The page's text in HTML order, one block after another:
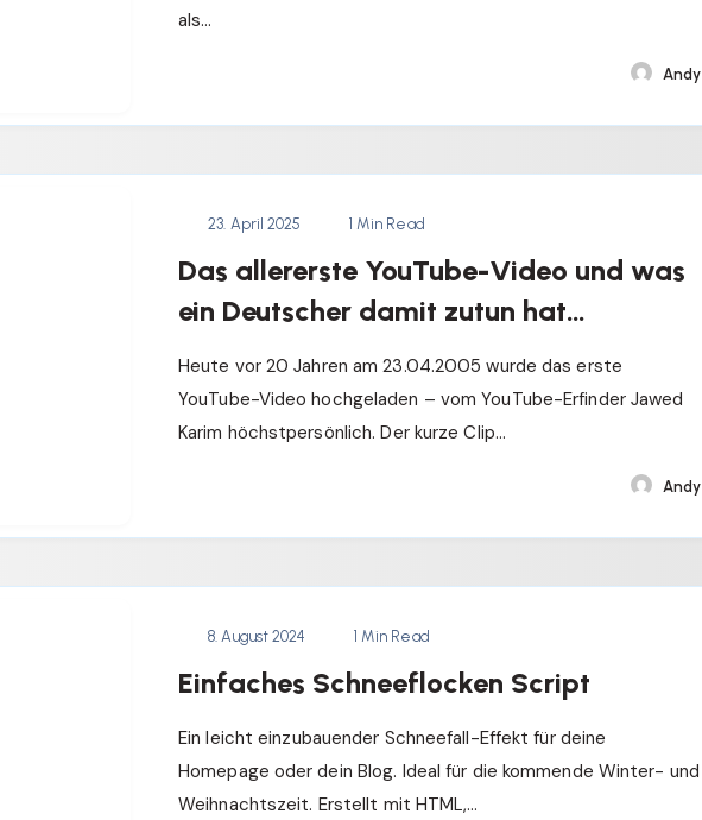
als…
Andy
23. April 2025 1 Min Read
Das allererste YouTube-Video und was
ein Deutscher damit zutun hat…
Heute vor 20 Jahren am 23.04.2005 wurde das erste
YouTube-Video hochgeladen – vom YouTube-Erfinder Jawed
Karim höchstpersönlich. Der kurze Clip…
Andy
8. August 2024 1 Min Read
Einfaches Schneeflocken Script
Ein leicht einzubauender Schneefall-Effekt für deine
Homepage oder dein Blog. Ideal für die kommende Winter- und
Weihnachtszeit. Erstellt mit HTML,…